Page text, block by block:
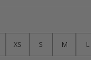
XS S M L